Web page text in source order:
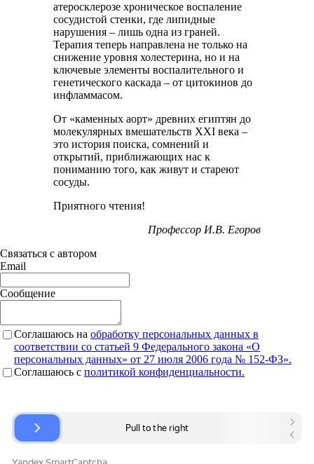
атеросклерозе хроническое воспаление
сосудистой стенки, где липидные
нарушения – лишь одна из граней.
Терапия теперь направлена не только на
снижение уровня холестерина, но и на
ключевые элементы воспалительного и
генетического каскада – от цитокинов до
инфламмасом.
От «каменных аорт» древних египтян до
молекулярных вмешательств XXI века –
это история поиска, сомнений и
открытий, приближающих нас к
пониманию того, как живут и стареют
сосуды.
Приятного чтения!
Профессор И.В. Егоров
Связаться с автором
Email
Сообщение
Соглашаюсь на обработку персональных данных в
соответствии со статьей 9 Федерального закона «О
персональных данных» от 27 июля 2006 года № 152-ФЗ».
Соглашаюсь c политикой конфиденциальности.